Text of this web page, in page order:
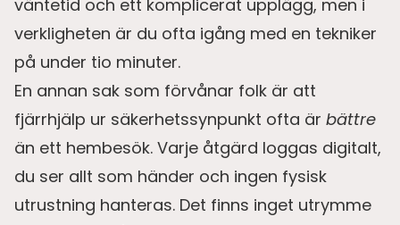
väntetid och ett komplicerat upplägg, men i
verkligheten är du ofta igång med en tekniker
på under tio minuter.
En annan sak som förvånar folk är att
fjärrhjälp ur säkerhetssynpunkt ofta är bättre
än ett hembesök. Varje åtgärd loggas digitalt,
du ser allt som händer och ingen fysisk
utrustning hanteras. Det finns inget utrymme